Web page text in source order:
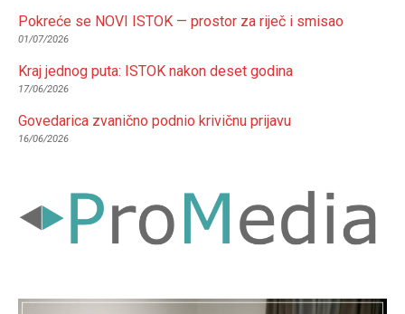
Pokreće se NOVI ISTOK — prostor za riječ i smisao
01/07/2026
Kraj jednog puta: ISTOK nakon deset godina
17/06/2026
Govedarica zvanično podnio krivičnu prijavu
16/06/2026